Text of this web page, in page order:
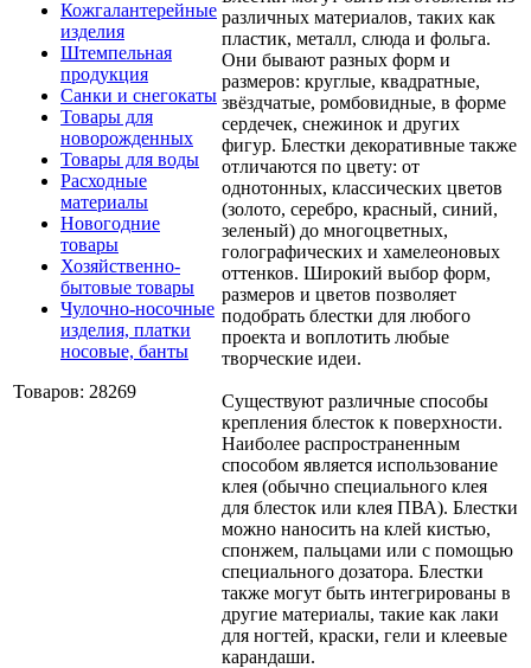
Кожгалантерейные
изделия
Штемпельная
продукция
Санки и снегокаты
Товары для
новорожденных
Товары для воды
Расходные
материалы
Новогодние
товары
Хозяйственно-
бытовые товары
Чулочно-носочные
изделия, платки
носовые, банты
Товаров: 28269
различных материалов, таких как
пластик, металл, слюда и фольга.
Они бывают разных форм и
размеров: круглые, квадратные,
звёздчатые, ромбовидные, в форме
сердечек, снежинок и других
фигур. Блестки декоративные также
отличаются по цвету: от
однотонных, классических цветов
(золото, серебро, красный, синий,
зеленый) до многоцветных,
голографических и хамелеоновых
оттенков. Широкий выбор форм,
размеров и цветов позволяет
подобрать блестки для любого
проекта и воплотить любые
творческие идеи.
Существуют различные способы
крепления блесток к поверхности.
Наиболее распространенным
способом является использование
клея (обычно специального клея
для блесток или клея ПВА). Блестки
можно наносить на клей кистью,
спонжем, пальцами или с помощью
специального дозатора. Блестки
также могут быть интегрированы в
другие материалы, такие как лаки
для ногтей, краски, гели и клеевые
карандаши.